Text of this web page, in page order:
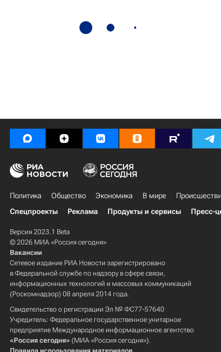
Политика Общество Экономика В мире
Спецпроекты
Реклама Продукты и сервисы Пресс-
Версия 2023.1 Beta
© 2026 МИА «Россия сегодня»
Вакансии
Сетевое издание РИА Новости зарегистрировано
в Федеральной службе по надзору в сфере связи,
информационных технологий и массовых коммуникаций
(Роскомнадзор) 08 апреля 2014 года.
Свидетельство о регистрации Эл № ФС77-57640
Учредитель: Федеральное государственное унитарное
предприятие Международное информационное агентство
«Россия сегодня» (МИА «Россия сегодня»).